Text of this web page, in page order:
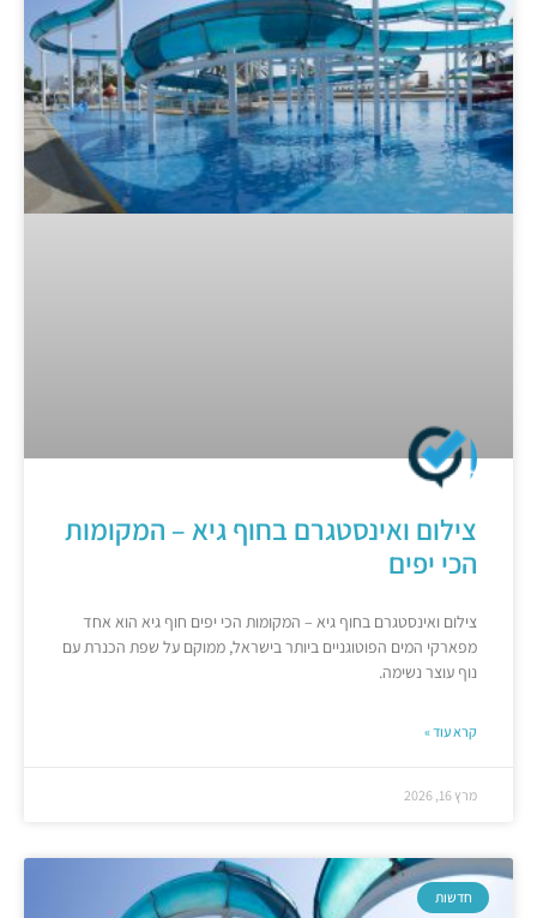
צילום ואינסטגרם בחוף גיא – המקומות
הכי יפים
צילום ואינסטגרם בחוף גיא – המקומות הכי יפים חוף גיא הוא אחד
מפארקי המים הפוטוגניים ביותר בישראל, ממוקם על שפת הכנרת עם
נוף עוצר נשימה.
קרא עוד »
מרץ 16, 2026
חדשות